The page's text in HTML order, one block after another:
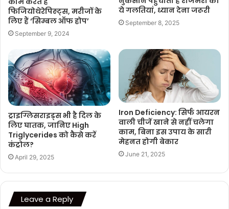
फिजियोथेरेपिस्ट्स, मरीजों के
लिए हैं ‘सिम्बल ऑफ होप’
September 9, 2024
ये गलतियां, ध्यान देना जरूरी
September 8, 2025
ट्राइग्लिसराइड्स भी है दिल के
लिए घातक, जानिए High
Triglycerides को कैसे करें
कंट्रोल?
April 29, 2025
Iron Deficiency: सिर्फ आयरन
वाली चीजें खाने से नहीं चलेगा
काम, बिना इस उपाय के सारी
मेहनत होगी बेकार
June 21, 2025
Leave a Reply